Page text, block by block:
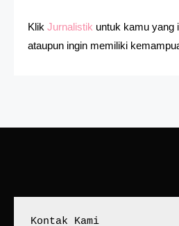
Klik Jurnalistik untuk kamu yang
ataupun ingin memiliki
Kontak Kami